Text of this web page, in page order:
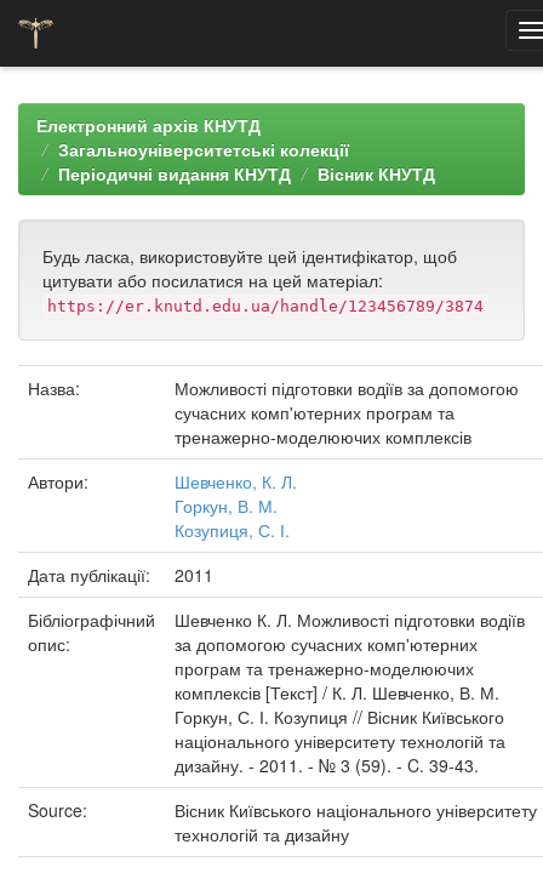
navigationЕлектронний архів КНУТД
Загальноуніверситетські колекції
Періодичні видання КНУТД
Вісник КНУТД
Будь ласка, використовуйте цей ідентифікатор, щоб
цитувати або посилатися на цей матеріал:
https://er.knutd.edu.ua/handle/123456789/3874
Назва:
Можливості підготовки водіїв за допомогою
сучасних комп'ютерних програм та
тренажерно-моделюючих комплексів
Автори:
Шевченко, К. Л.
Горкун, В. М.
Козупиця, С. І.
Дата публікації:
2011
Бібліографічний
опис:
Шевченко К. Л. Можливості підготовки водіїв
за допомогою сучасних комп'ютерних
програм та тренажерно-моделюючих
комплексів [Текст] / К. Л. Шевченко, В. М.
Горкун, С. І. Козупиця // Вісник Київського
національного університету технологій та
дизайну. - 2011. - № 3 (59). - C. 39-43.
Source:
Вісник Київського національного університету
технологій та дизайну